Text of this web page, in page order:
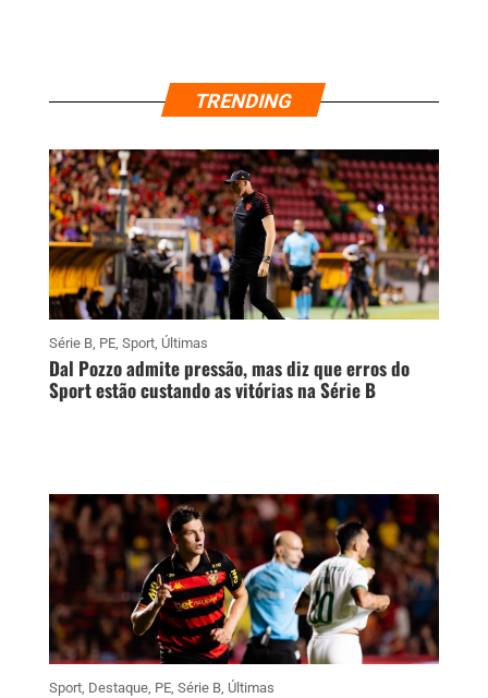
TRENDING
Série B, PE, Sport, Últimas
Dal Pozzo admite pressão, mas diz que erros do
Sport estão custando as vitórias na Série B
Sport, Destaque, PE, Série B, Últimas